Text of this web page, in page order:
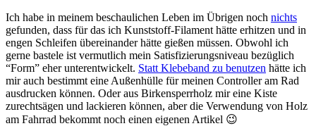
Ich habe in meinem beschaulichen Leben im Übrigen noch nichts
gefunden, dass für das ich Kunststoff-Filament hätte erhitzen und in
engen Schleifen übereinander hätte gießen müssen. Obwohl ich
gerne bastele ist vermutlich mein Satisfizierungsniveau bezüglich
“Form” eher unterentwickelt. Statt Klebeband zu benutzen hätte ich
mir auch bestimmt eine Außenhülle für meinen Controller am Rad
ausdrucken können. Oder aus Birkensperrholz mir eine Kiste
zurechtsägen und lackieren können, aber die Verwendung von Holz
am Fahrrad bekommt noch einen eigenen Artikel 😉